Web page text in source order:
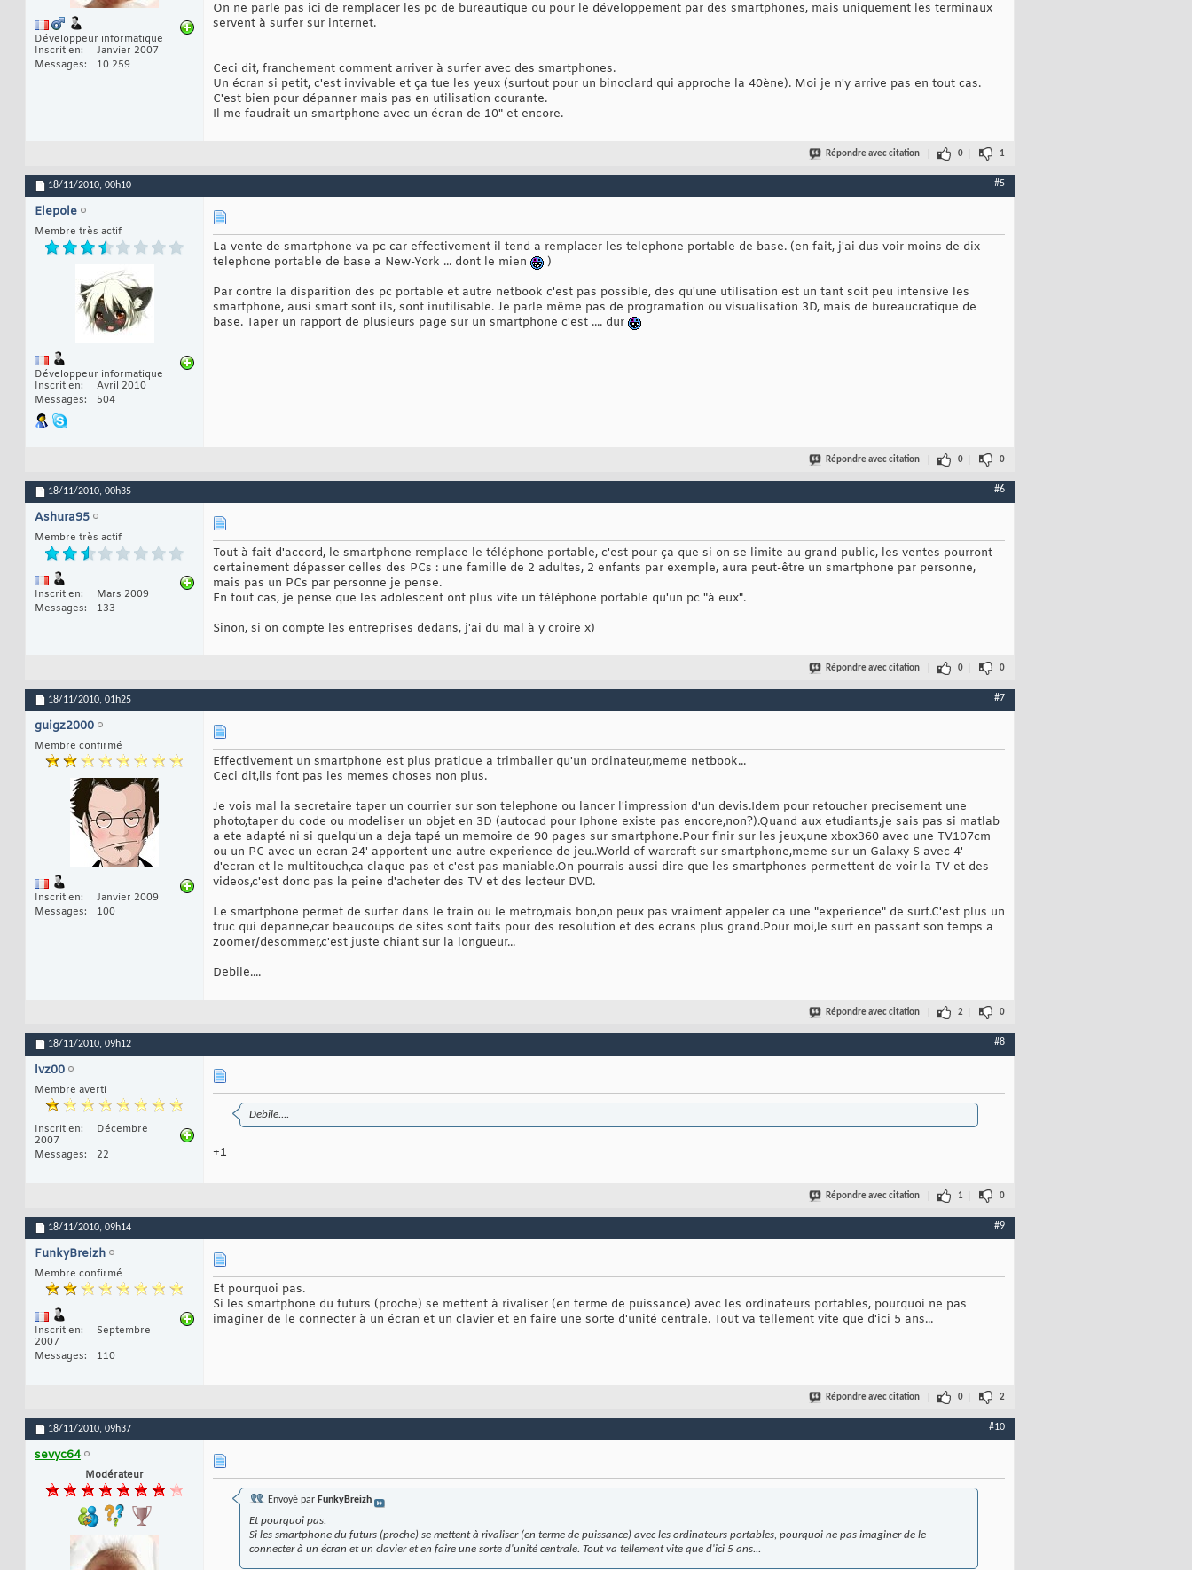
Développeur informatique
Inscrit en
Janvier 2007
Messages
10 259
On ne parle pas ici de remplacer les pc de bureautique ou pour le développement par des smartphones, mais uniquement les terminaux
servent à surfer sur internet.
Ceci dit, franchement comment arriver à surfer avec des smartphones.
Un écran si petit, c'est invivable et ça tue les yeux (surtout pour un binoclard qui approche la 40ène). Moi je n'y arrive pas en tout cas.
C'est bien pour dépanner mais pas en utilisation courante.
Il me faudrait un smartphone avec un écran de 10" et encore.
Répondre avec citation 0 1
18/11/2010, 00h10 #5
Elepole
Membre très actif
Développeur informatique
Inscrit en
Avril 2010
Messages
504
La vente de smartphone va pc car effectivement il tend a remplacer les telephone portable de base. (en fait, j'ai dus voir moins de dix
telephone portable de base a New-York ... dont le mien
)
Par contre la disparition des pc portable et autre netbook c'est pas possible, des qu'une utilisation est un tant soit peu intensive les
smartphone, ausi smart sont ils, sont inutilisable. Je parle même pas de programation ou visualisation 3D, mais de bureaucratique de
base. Taper un rapport de plusieurs page sur un smartphone c'est .... dur
Répondre avec citation 0 0
18/11/2010, 00h35 #6
Ashura95
Membre très actif
Inscrit en
Mars 2009
Messages
133
Tout à fait d'accord, le smartphone remplace le téléphone portable, c'est pour ça que si on se limite au grand public, les ventes pourront
certainement dépasser celles des PCs : une famille de 2 adultes, 2 enfants par exemple, aura peut-être un smartphone par personne,
mais pas un PCs par personne je pense.
En tout cas, je pense que les adolescent ont plus vite un téléphone portable qu'un pc "à eux".
Sinon, si on compte les entreprises dedans, j'ai du mal à y croire x)
Répondre avec citation 0 0
18/11/2010, 01h25 #7
guigz2000
Membre confirmé
Inscrit en
Janvier 2009
Messages
100
Effectivement un smartphone est plus pratique a trimballer qu'un ordinateur,meme netbook...
Ceci dit,ils font pas les memes choses non plus.
Je vois mal la secretaire taper un courrier sur son telephone ou lancer l'impression d'un devis.Idem pour retoucher precisement une
photo,taper du code ou modeliser un objet en 3D (autocad pour Iphone existe pas encore,non?).Quand aux etudiants,je sais pas si matlab
a ete adapté ni si quelqu'un a deja tapé un memoire de 90 pages sur smartphone.Pour finir sur les jeux,une xbox360 avec une TV107cm
ou un PC avec un ecran 24' apportent une autre experience de jeu..World of warcraft sur smartphone,meme sur un Galaxy S avec 4'
d'ecran et le multitouch,ca claque pas et c'est pas maniable.On pourrais aussi dire que les smartphones permettent de voir la TV et des
videos,c'est donc pas la peine d'acheter des TV et des lecteur DVD.
Le smartphone permet de surfer dans le train ou le metro,mais bon,on peux pas vraiment appeler ca une "experience" de surf.C'est plus un
truc qui depanne,car beaucoups de sites sont faits pour des resolution et des ecrans plus grand.Pour moi,le surf en passant son temps a
zoomer/desommer,c'est juste chiant sur la longueur...
Debile....
Répondre avec citation 2 0
18/11/2010, 09h12 #8
lvz00
Membre averti
Inscrit en
Décembre
2007
Messages
22
Debile....
+1
Répondre avec citation 1 0
18/11/2010, 09h14 #9
FunkyBreizh
Membre confirmé
Inscrit en
Septembre
2007
Messages
110
Et pourquoi pas.
Si les smartphone du futurs (proche) se mettent à rivaliser (en terme de puissance) avec les ordinateurs portables, pourquoi ne pas
imaginer de le connecter à un écran et un clavier et en faire une sorte d'unité centrale. Tout va tellement vite que d'ici 5 ans...
Répondre avec citation 0 2
18/11/2010, 09h37 #10
sevyc64
Modérateur
Envoyé par FunkyBreizh
Et pourquoi pas.
Si les smartphone du futurs (proche) se mettent à rivaliser (en terme de puissance) avec les ordinateurs portables, pourquoi ne pas imaginer de le
connecter à un écran et un clavier et en faire une sorte d'unité centrale. Tout va tellement vite que d'ici 5 ans...